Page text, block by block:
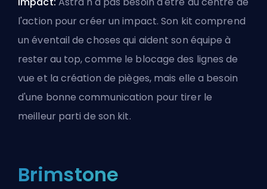
l'action pour créer un impact. Son kit comprend
un éventail de choses qui aident son équipe à
rester au top, comme le blocage des lignes de
vue et la création de pièges, mais elle a besoin
d'une bonne communication pour tirer le
meilleur parti de son kit.
Brimstone